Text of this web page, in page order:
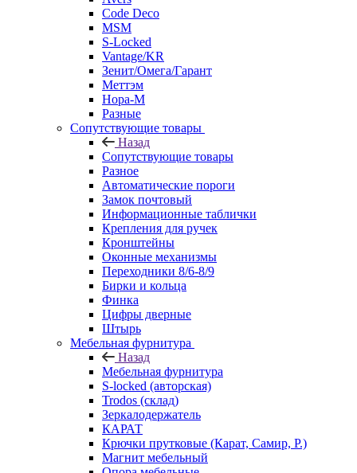
Code Deco
MSM
S-Locked
Vantage/KR
Зенит/Омега/Гарант
Меттэм
Нора-М
Разные
Сопутствующие товары
Назад
Сопутствующие товары
Разное
Автоматические пороги
Замок почтовый
Информационные таблички
Крепления для ручек
Кронштейны
Оконные механизмы
Переходники 8/6-8/9
Бирки и кольца
Финка
Цифры дверные
Штырь
Мебельная фурнитура
Назад
Мебельная фурнитура
S-locked (авторская)
Trodos (склад)
Зеркалодержатель
КАРАТ
Крючки прутковые (Карат, Самир, Р.)
Магнит мебельный